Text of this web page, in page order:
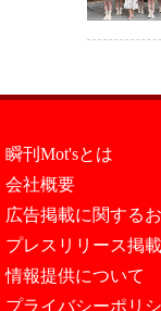
瞬刊Mot'sとは
会社概要
広告掲載に関する
プレスリリース掲
情報提供について
プライバシーポリ